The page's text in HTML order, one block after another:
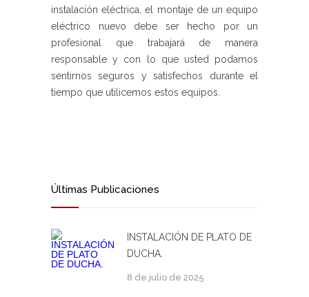
instalación eléctrica, el montaje de un equipo
eléctrico nuevo debe ser hecho por un
profesional que trabajará de manera
responsable y con lo que usted podamos
sentirnos seguros y satisfechos durante el
tiempo que utilicemos estos equipos.
Últimas Publicaciones
INSTALACIÓN DE PLATO DE
DUCHA.
8 de julio de 2025